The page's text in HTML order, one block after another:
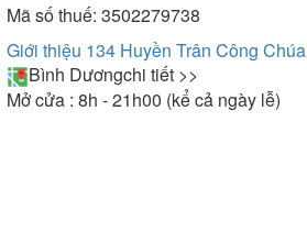
Mã số thuế: 3502279738
Giới thiệu 134 Huyền Trân Công Chúa
Bình Dươngchi tiết >>
Mở cửa : 8h - 21h00 (kể cả ngày lễ)